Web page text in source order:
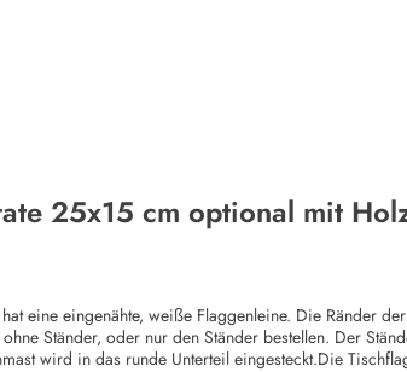
25x15 cm optional mit
eine eingenähte, weiße Flaggenleine. Die Ränder
Ständer, oder nur den Ständer bestellen. Der
wird in das runde Unterteil eingesteckt.Die